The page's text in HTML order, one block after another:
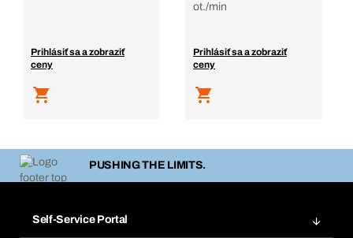
Prihlásiť sa a zobraziť
ceny
ot./min
Prihlásiť sa a zobraziť
ceny
PUSHING THE LIMITS.
Self-Service Portal